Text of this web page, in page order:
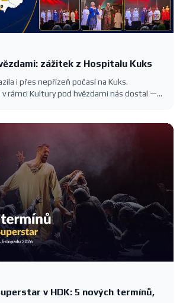
zážitek z Hospitalu Kuks
i přes nepřízeň počasí na Kuks.
v rámci Kultury pod hvězdami nás dostal —
v HDK: 5 nových termínů,